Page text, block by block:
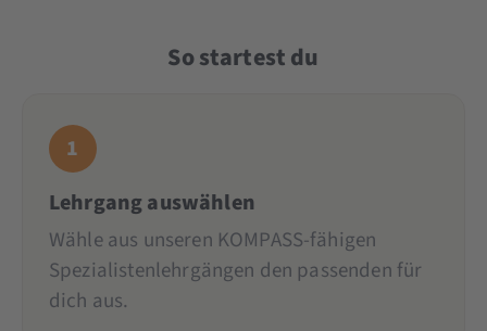
So startest du
1
Lehrgang auswählen
Wähle aus unseren KOMPASS-fähigen
Spezialistenlehrgängen den passenden für
dich aus.